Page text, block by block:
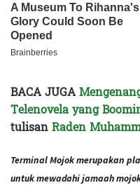
BACA JUGA
Telenovela yang
tulisanRaden
Terminal Mojok merupakan
untuk mewadahi jamaah